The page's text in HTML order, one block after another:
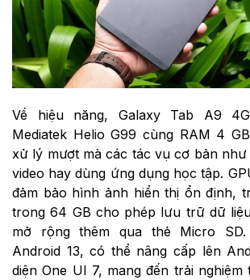
Về hiệu năng, Galaxy Tab A9
Mediatek Helio G99 cùng RAM 4
xử lý mượt mà các tác vụ cơ bản
video hay dùng ứng dụng học tập.
đảm bảo hình ảnh hiển thị ổn định,
trong 64 GB cho phép lưu trữ dữ
mở rộng thêm qua thẻ Micro
Android 13, có thể nâng cấp lên
diện One UI 7, mang đến trải nghiệm